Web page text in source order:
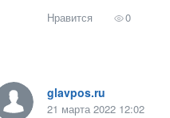
Нравится 0
glavpos.ru
21 марта 2022 12:02